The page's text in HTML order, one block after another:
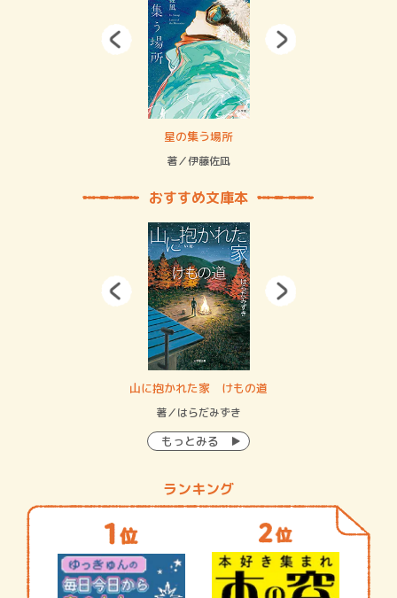
星の集う場所
著／伊藤佐凪
おすすめ文庫本
山に抱かれた家 けもの道
著／はらだみずき
もっとみる
ランキング